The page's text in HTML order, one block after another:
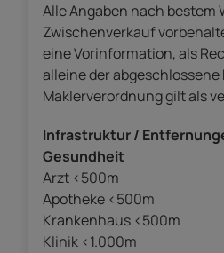
Alle Angaben nach bestem
Zwischenverkauf
eine Vorinformation, als
alleine der abgeschlossene
Maklerverordnung gilt als
Infrastruktur /
Gesundheit
Arzt <500m
Apotheke <500m
Krankenhaus <500m
Klinik <1.000m